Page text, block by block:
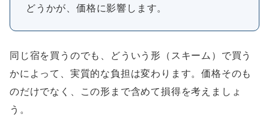
どうかが、価格に影響します。
同じ宿を買うのでも、どういう形（スキーム）で買う
かによって、実質的な負担は変わります。価格そのも
のだけでなく、この形まで含めて損得を考えましょ
う。